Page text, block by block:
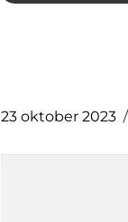
23 oktober 2023